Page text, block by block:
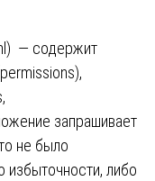
— содержит
запрашивает
не было
избыточности, либо